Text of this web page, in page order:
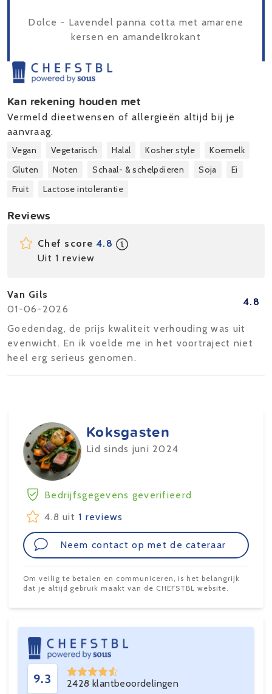
Dolce - Lavendel panna cotta met amarene
kersen en amandelkrokant
Kan rekening houden met
Vermeld dieetwensen of allergieën altijd bij je
aanvraag.
Vegan Vegetarisch Halal Kosher style
Koemelk
Gluten
Noten Schaal- & schelpdieren Soja
Ei
Fruit
Lactose intolerantie
Reviews
Chef score4.8
Uit 1 review
Van Gils
01-06-2026
4.8
Goedendag, de prijs kwaliteit verhouding was uit
evenwicht. En ik voelde me in het voortraject niet
heel erg serieus genomen.
Koksgasten
Lid sinds juni 2024
Bedrijfsgegevens geverifieerd
4.8 uit1 reviews
Neem contact op met de cateraar
Om veilig te betalen en communiceren, is het belangrijk
dat je altijd gebruik maakt van de CHEFSTBL website.
9.3 2428 klantbeoordelingen